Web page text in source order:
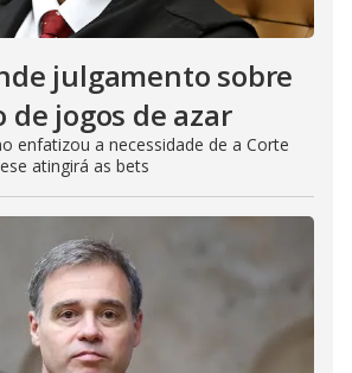
julgamento sobre
de jogos de azar
enfatizou a necessidade de a Corte
atingirá as bets